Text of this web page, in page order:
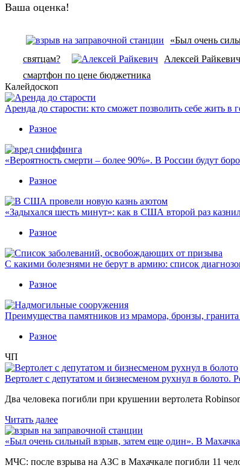
Ваша оценка!
«Был очень
святцам?
Алексей
смартфон по цене бюджетника
Калейдоскоп
Аренда до старости: кто сможет позволить себе жить в
Разное
«Вероятность смерти – более 90%». В России будут
Разное
«Задыхался шесть минут»: как в США второй раз
Разное
С какими болезнями не берут в армию: список
Разное
Преимущества памятников из мрамора, бронзы, гранита
Разное
ЧП
Вертолет с депутатом и бизнесменом рухнул в болото.
Два человека погибли при крушении вертолета
Читать далее
«Был очень сильный взрыв, затем еще один». В
МЧС: после взрыва на АЗС в Махачкале погибли 11